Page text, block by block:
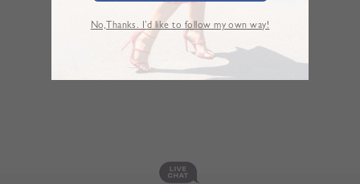
No,Thanks. I’d like to follow my own way!